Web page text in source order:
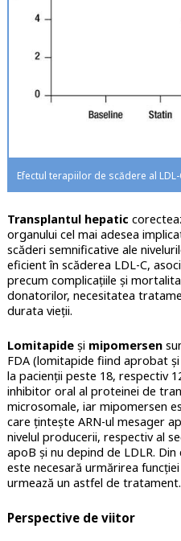
Efectul terapiilor de scădere al LDL-
Transplantul hepatic
organului cel mai adesea
scăderi semnificative ale
eficient în scăderea LDL-C,
precum complicațiile și
donatorilor, necesitatea
durata vieții.
Lomitapideși mipomersen
FDA (lomitapide fiind aprobat
la pacienții peste 18, respectiv
inhibitor oral al proteinei de
microsomale, iar mipomersen
care țintește ARN-ul mesager
nivelul producerii, respectiv al
apoB și nu depind de LDLR.
este necesară urmărirea
urmează un astfel de tratament.
Perspective de viitor